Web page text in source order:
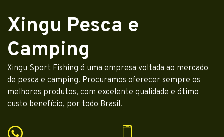
Xingu Pesca e
Camping
Xingu Sport Fishing é uma empresa voltada ao mercado
de pesca e camping. Procuramos oferecer sempre os
melhores produtos, com excelente qualidade e ótimo
custo benefício, por todo Brasil.